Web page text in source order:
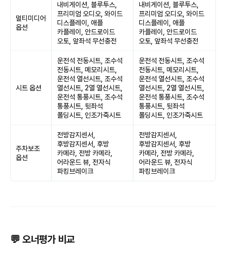
멀티미디어
옵션
내비게이션, 블루투스,
프리미엄 오디오, 와이드
디스플레이, 애플
카플레이, 안드로이드
오토, 앞좌석 무선충전
내비게이션, 블루투스,
프리미엄 오디오, 와이드
디스플레이, 애플
카플레이, 안드로이드
오토, 앞좌석 무선충전
시트 옵션
운전석 전동시트, 조수석
전동시트, 메모리시트,
운전석 열선시트, 조수석
열선시트, 2열 열선시트,
운전석 통풍시트, 조수석
통풍시트, 뒷좌석
폴딩시트, 인조가죽시트
운전석 전동시트, 조수석
전동시트, 메모리시트,
운전석 열선시트, 조수석
열선시트, 2열 열선시트,
운전석 통풍시트, 조수석
통풍시트, 뒷좌석
폴딩시트, 인조가죽시트
주차보조
옵션
전방감지센서,
후방감지센서, 후방
카메라, 전방 카메라,
어라운드 뷰, 전자식
파킹브레이크
전방감지센서,
후방감지센서, 후방
카메라, 전방 카메라,
어라운드 뷰, 전자식
파킹브레이크
💬 오너평가 비교